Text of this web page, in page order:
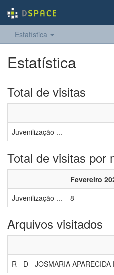
Estatística
Estatística
Total de visitas
Juvenilização ...
Total de visitas por
Fevereiro
Juvenilização ...
8
Arquivos visitados
R - D - JOSMARIA